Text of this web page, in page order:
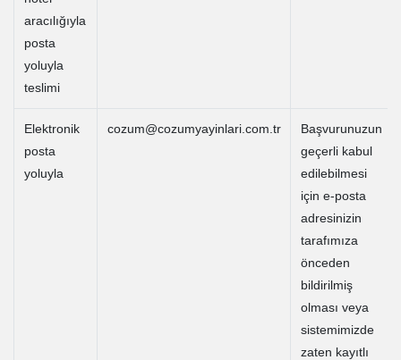
aracılığıyla
posta
yoluyla
teslimi
Elektronik
posta
yoluyla
cozum@cozumyayinlari.com.tr
Başvurunuzun
geçerli kabul
edilebilmesi
için e-posta
adresinizin
tarafımıza
önceden
bildirilmiş
olması veya
sistemimizde
zaten kayıtlı